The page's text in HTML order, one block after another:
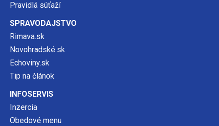
Pravidlá súťaží
SPRAVODAJSTVO
Rimava.sk
Novohradské.sk
Echoviny.sk
Tip na článok
INFOSERVIS
Inzercia
Obedové menu